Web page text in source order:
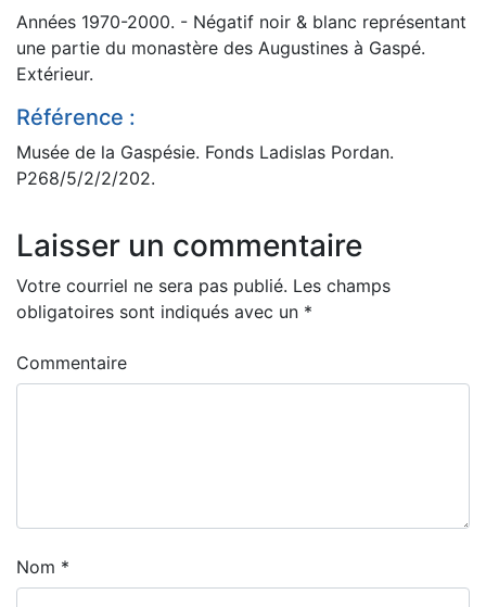
Années 1970-2000. - Négatif noir & blanc représentant
une partie du monastère des Augustines à Gaspé.
Extérieur.
Référence :
Musée de la Gaspésie. Fonds Ladislas Pordan.
P268/5/2/2/202.
Laisser un commentaire
Votre courriel ne sera pas publié. Les champs
obligatoires sont indiqués avec un *
Commentaire
Nom *